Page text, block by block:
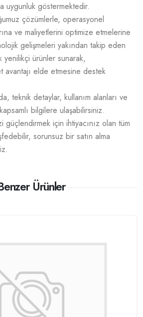
uygunluk göstermektedir.
çözümlerle, operasyonel
ve maliyetlerini optimize etmelerine
gelişmeleri yakından takip eden
yenilikçi ürünler sunarak,
avantajı elde etmesine destek
teknik detaylar, kullanım alanları ve
bilgilere ulaşabilirsiniz.
güçlendirmek için ihtiyacınız olan tüm
sorunsuz bir satın alma
Ürünler